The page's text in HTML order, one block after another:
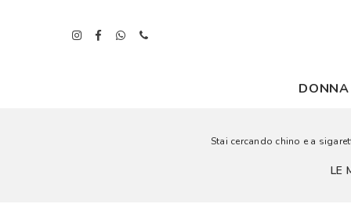
DONNA
Stai cercando chino e a
LE